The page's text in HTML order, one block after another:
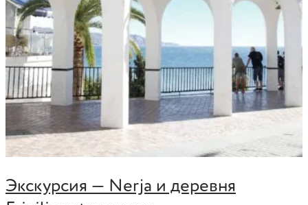
Экскурсия — Nerja и деревня